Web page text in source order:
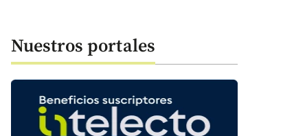
Nuestros portales